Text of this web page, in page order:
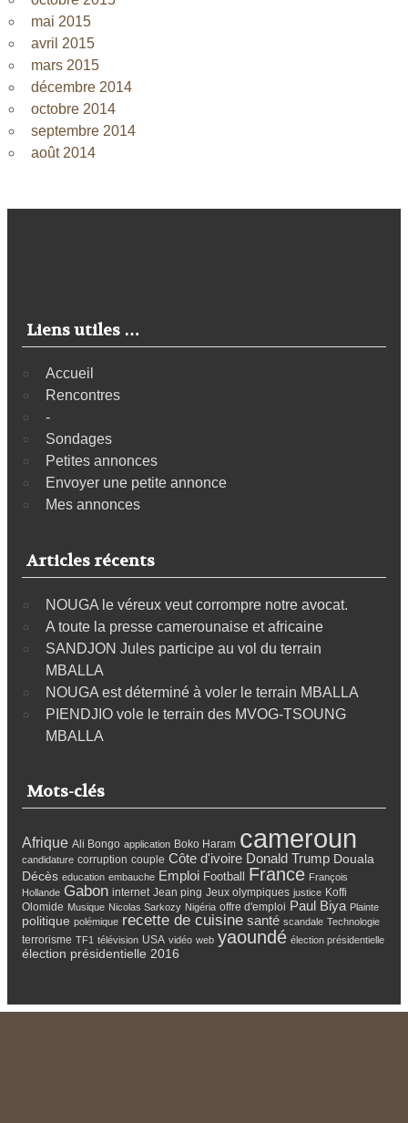
mai 2015
avril 2015
mars 2015
décembre 2014
octobre 2014
septembre 2014
août 2014
Liens utiles …
Accueil
Rencontres
-
Sondages
Petites annonces
Envoyer une petite annonce
Mes annonces
Articles récents
NOUGA le véreux veut corrompre notre avocat.
A toute la presse camerounaise et africaine
SANDJON Jules participe au vol du terrain
MBALLA
NOUGA est déterminé à voler le terrain MBALLA
PIENDJIO vole le terrain des MVOG-TSOUNG
MBALLA
Mots-clés
Afrique Ali Bongo application Boko Haram cameroun
candidature corruption couple Côte d'ivoire Donald Trump Douala
Décès education embauche Emploi Football France François
Hollande Gabon internet Jean ping Jeux olympiques justice Koffi
Olomide Musique Nicolas Sarkozy Nigéria offre d'emploi Paul Biya Plainte
politique polémique recette de cuisine santé scandale Technologie
terrorisme TF1 télévision USA vidéo web yaoundé élection présidentielle
élection présidentielle 2016